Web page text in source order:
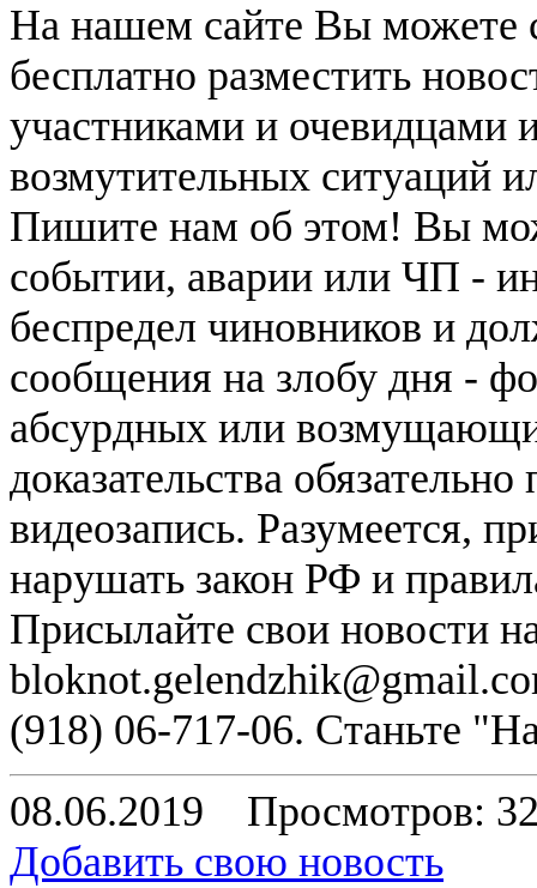
На нашем сайте Вы можете
бесплатно разместить
участниками и очевидцами
возмутительных ситуаций
Пишите нам об этом! Вы
событии, аварии или ЧП -
беспредел чиновников и
сообщения на злобу дня -
абсурдных или
доказательства
видеозапись. Разумеется,
нарушать закон РФ и
Присылайте свои новости
(918) 06-717-06. Станьте
08.06.2019
Просмотров:
Добавить свою новость